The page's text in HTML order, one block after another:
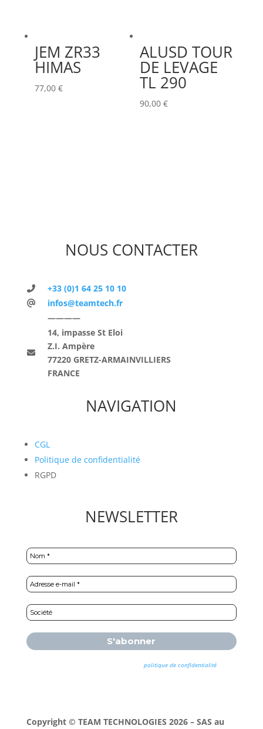
JEM ZR33
HIMAS
77,00 €
ALUSD TOUR
DE LEVAGE
TL 290
90,00 €
NOUS CONTACTER
+33 (0)1 64 25 10 10
infos@teamtech.fr
————
14, impasse St Eloi
Z.I. Ampère
77220 GRETZ-ARMAINVILLIERS
FRANCE
NAVIGATION
CGL
Politique de confidentialité
RGPD
NEWSLETTER
politique de confidentialitépour
plus d’informations.
Copyright © TEAM TECHNOLOGIES 2026 – SAS au